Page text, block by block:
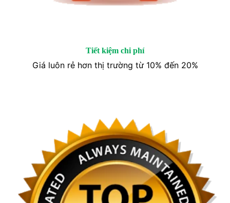
Tiết kiệm chi phí
Giá luôn rẻ hơn thị trường từ 10% đến 20%